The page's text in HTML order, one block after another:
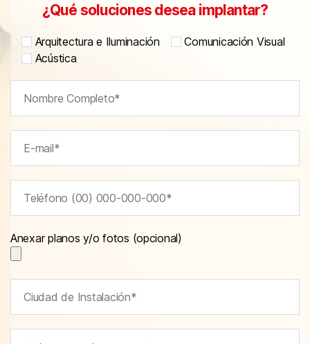
¿Qué soluciones desea implantar?
Arquitectura e Iluminación
Comunicación Visual
Acústica
Anexar planos y/o fotos (opcional)